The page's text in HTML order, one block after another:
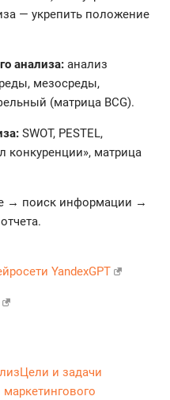
— укрепить положение
анализа: анализ
мезосреды,
(матрица BCG).
SWOT, PESTEL,
конкуренции», матрица
→ поиск информации →
YandexGPT
Цели и задачи